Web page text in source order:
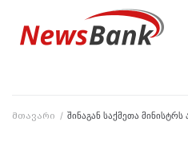
მთავარი / შინაგან საქმეთა